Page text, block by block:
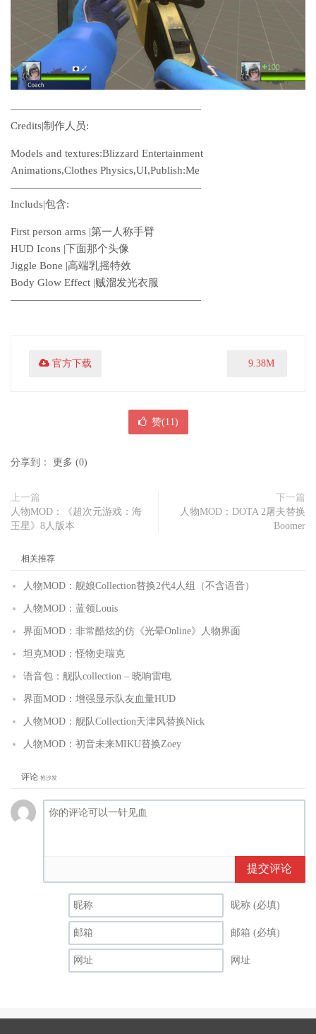
——————————————————
Credits|制作人员:
Models and textures:Blizzard Entertainment
Animations,Clothes Physics,UI,Publish:Me
——————————————————
Includs|包含:
First person arms |第一人称手臂
HUD Icons |下面那个头像
Jiggle Bone |高端乳摇特效
Body Glow Effect |贼溜发光衣服
——————————————————
官方下载 9.38M
赞(11)
分享到： 更多 (0)
上一篇
人物MOD：《超次元游戏：海
王星》8人版本
下一篇
人物MOD：DOTA 2屠夫替换
Boomer
相关推荐
人物MOD：舰娘Collection替换2代4人组（不含语音）
人物MOD：蓝领Louis
界面MOD：非常酷炫的仿《光晕Online》人物界面
坦克MOD：怪物史瑞克
语音包：舰队collection – 晓响雷电
界面MOD：增强显示队友血量HUD
人物MOD：舰队Collection天津风替换Nick
人物MOD：初音未来MIKU替换Zoey
评论 抢沙发
提交评论
昵称 (必填)
邮箱 (必填)
网址